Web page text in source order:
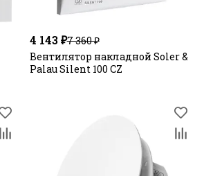
4 143 ₽7 360 ₽
Вентилятор накладной Soler &
Palau Silent 100 CZ